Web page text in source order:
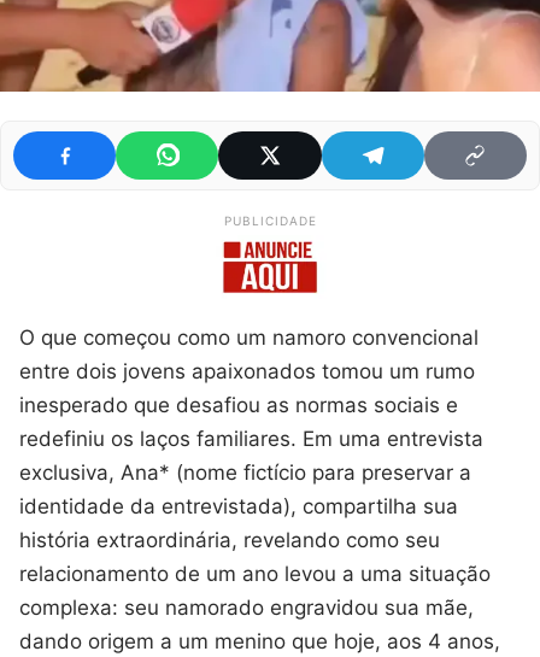
PUBLICIDADE
O que começou como um namoro convencional
entre dois jovens apaixonados tomou um rumo
inesperado que desafiou as normas sociais e
redefiniu os laços familiares. Em uma entrevista
exclusiva, Ana* (nome fictício para preservar a
identidade da entrevistada), compartilha sua
história extraordinária, revelando como seu
relacionamento de um ano levou a uma situação
complexa: seu namorado engravidou sua mãe,
dando origem a um menino que hoje, aos 4 anos,